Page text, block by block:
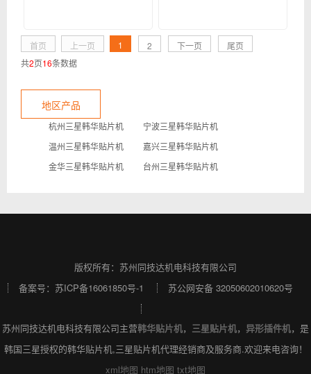
首页 上一页 1 2 下一页
尾页
共2页16条数据
地区产品
杭州三星韩华贴片机
宁波三星韩华贴片机
温州三星韩华贴片机
嘉兴三星韩华贴片机
金华三星韩华贴片机
台州三星韩华贴片机
版权所有：苏州同技达机电科技有限公司
备案号： 苏ICP备16061850号-1 苏公网安备 32050602010620号
苏州同技达机电科技有限公司主营韩华贴片机， 三星贴片机， 异形插件机，是
韩国三星授权的韩华贴片机,三星贴片机代理经销商及服务商.欢迎来电咨询！
xml地图 htm地图 txt地图